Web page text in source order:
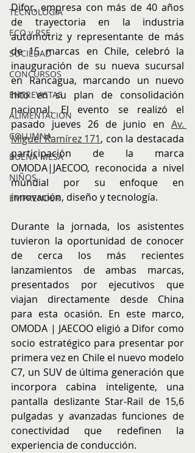
TECNOLOGÍA
ECO y RSE
SOCIEDAD
CONCURSOS
ENTREVISTAS
ALIMENTACIÓN
COLUMNA
BUENA MESA
NIÑOS
EMPRENDER
Difor, empresa con más de 40 años
de trayectoria en la industria
automotriz y representante de más
de 15 marcas en Chile, celebró la
inauguración de su nueva sucursal
en Rancagua, marcando un nuevo
hito en su plan de consolidación
nacional. El evento se realizó el
pasado jueves 26 de junio en Av.
Miguel Ramírez 171, con la destacada
participación de la marca
OMODA|JAECOO, reconocida a nivel
mundial por su enfoque en
innovación, diseño y tecnología.
Durante la jornada, los asistentes
tuvieron la oportunidad de conocer
de cerca los más recientes
lanzamientos de ambas marcas,
presentados por ejecutivos que
viajan directamente desde China
para esta ocasión. En este marco,
OMODA | JAECOO eligió a Difor como
socio estratégico para presentar por
primera vez en Chile el nuevo modelo
C7, un SUV de última generación que
incorpora cabina inteligente, una
pantalla deslizante Star-Rail de 15,6
pulgadas y avanzadas funciones de
conectividad que redefinen la
experiencia de conducción.